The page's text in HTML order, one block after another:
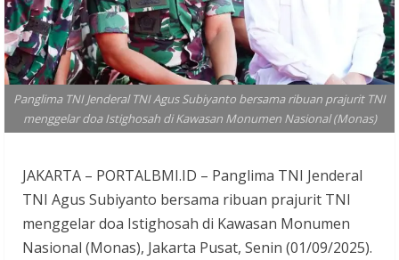
Panglima TNI Jenderal TNI Agus Subiyanto bersama ribuan prajurit TNI
menggelar doa Istighosah di Kawasan Monumen Nasional (Monas)
JAKARTA – PORTALBMI.ID – Panglima TNI Jenderal
TNI Agus Subiyanto bersama ribuan prajurit TNI
menggelar doa Istighosah di Kawasan Monumen
Nasional (Monas), Jakarta Pusat, Senin (01/09/2025).